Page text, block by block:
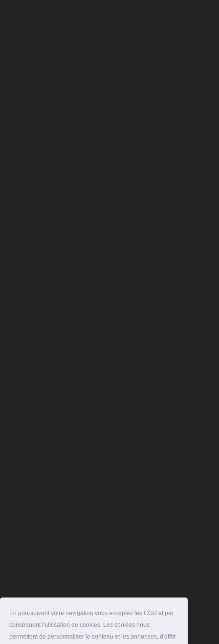
En poursuivant votre navigation vous acceptez les CGU et par
conséquent l'utilisation de cookies. Les cookies nous
permettent de personnaliser le contenu et les annonces, d'offrir